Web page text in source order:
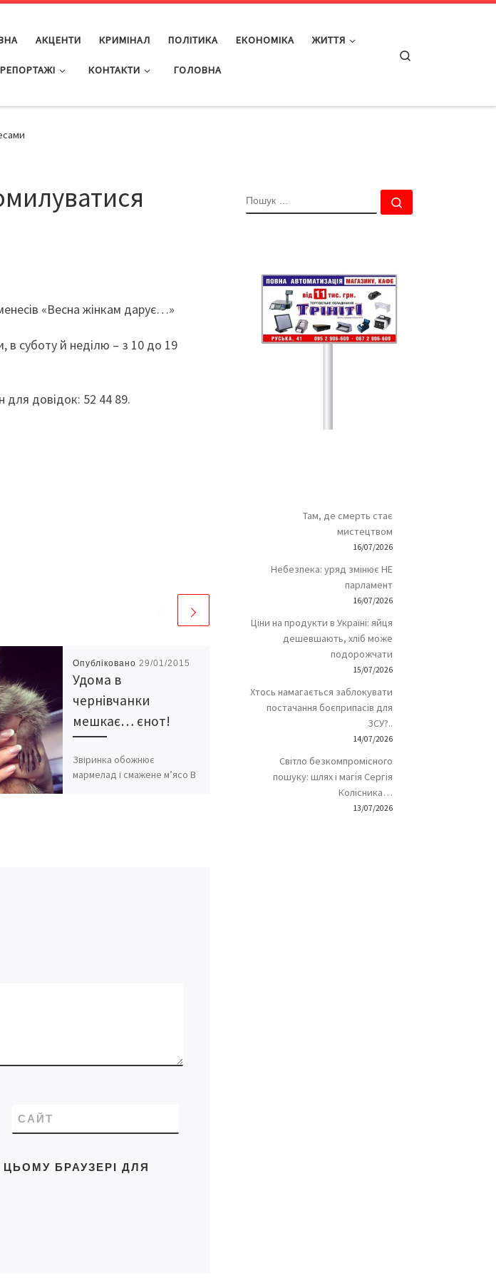
АКЦЕНТИ КРИМІНАЛ ПОЛІТИКА ЕКОНОМІКА ЖИТТЯ
КОНТАКТИ ГОЛОВНА
«Весна жінкам дарує…»
в суботу й неділю – з 10 до 19
для довідок: 52 44 89.
Опубліковано 29/01/2015
Удома в
чернівчанки
мешкає… єнот!
Звіринка обожнює
мармелад і смажене м’ясо В
Боротися – Вижити
– Перемогти –
Жити: Таким
бачить сенс
боротьбі українців
письменник Андрій
КОКОТЮХА
САЙТ
БРАУЗЕРІ ДЛЯ
ПОШУК
Там, де смерть стає
мистецтвом
16/07/2026
Небезпека: уряд змінює НЕ
парламент
16/07/2026
Ціни на продукти в Україні: яйця
дешевшають, хліб може
подорожчати
15/07/2026
Хтось намагається заблокувати
постачання боєприпасів для
ЗСУ?..
14/07/2026
Світло безкомпромісного
пошуку: шлях і магія Сергія
Колісника…
13/07/2026